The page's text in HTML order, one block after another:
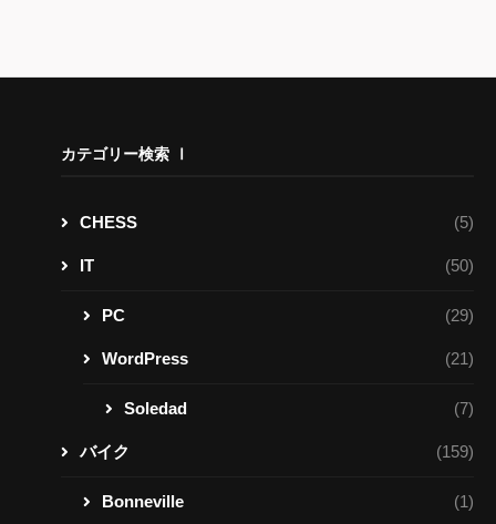
カテゴリー検索 Ⅰ
CHESS (5)
IT (50)
PC (29)
WordPress (21)
Soledad (7)
バイク (159)
Bonneville (1)